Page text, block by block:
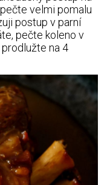
velmi pomalu
postup v parní
pečte koleno v
na 4